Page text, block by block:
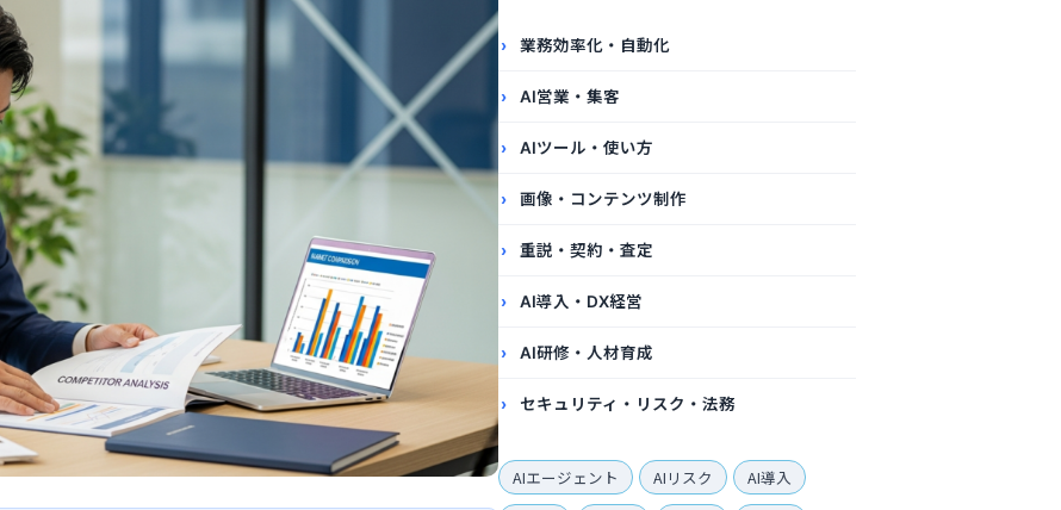
業務効率化・自動化
AI営業・集客
AIツール・使い方
画像・コンテンツ制作
重説・契約・査定
AI導入・DX経営
AI研修・人材育成
セキュリティ・リスク・法務
AIエージェント AIリスク
AI導入